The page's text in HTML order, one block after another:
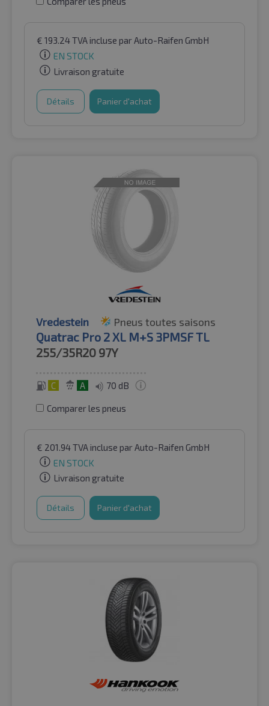
€ 193.24TVA incluse par Auto-Raifen GmbH
EN STOCK
Livraison gratuite
Détails Panier d'achat
Vredestein Pneus toutes saisons
Quatrac Pro 2 XL M+S 3PMSF TL
255/35R20 97Y
C A 70 dB
Comparer les pneus
€ 201.94TVA incluse par Auto-Raifen GmbH
EN STOCK
Livraison gratuite
Détails Panier d'achat